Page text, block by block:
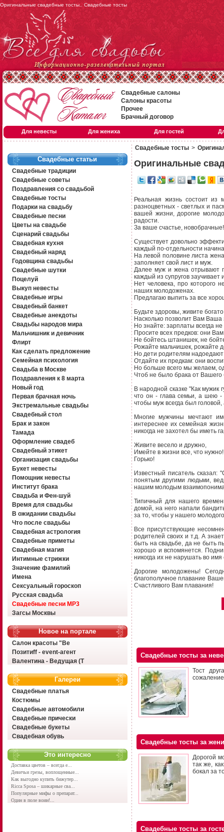
Оригинальные свадебные тосты.. Свадебные тосты
Свадебные салоны
Салоны красоты
Прочее
Брачный договор
Для невесты Для жениха Для гостей
Свадебные статьи
Свадебные традиции
Свадебные советы
Поздравления со свадьбой
Свадебные тосты
Подарки на свадьбу
Свадебные песни
Цветы на свадьбе
Сценарий свадьбы
Свадебная кухня
Свадебный наряд
Годовщина свадьбы
Свадебные шутки
Поцелуй
Выкуп невесты
Свадебные игры
Свадебный банкет
Свадебные анекдоты
Свадьбы народов мира
Мальчишник и девичник
Флирт
Как сделать предложение
Семейная психология
Свадьба в Москве
Поздравления к 8 марта
Новый год
Первая брачная ночь
Экстремальные свадьбы
Свадебный стол
Брак и закон
Тамада
Оформление свадеб
Свадебный этикет
Организация свадьбы
Букет невесты
Помощник невесты
Институт брака
Свадьба и Фен-шуй
Время для свадьбы
В ожидании свадьбы
Что после свадьбы
Свадебная астрология
Свадебные приметы
Свадебная магия
Интимные стрижки
Значение фамилий
Имена
Сексуальный гороскоп
Русская свадьба
Свадебные песни MP3
Загсы Москвы
Новое на портале
Салон красоты "Ве
Позитиff - event-агент
Валентина - Ведущая (Т
Галереи
Свадебные платья
Костюмы
Свадебные автомобили
Свадебные прически
Свадебные букеты
Свадебная обувь
Это интересно
Доставка цветов – всегда е...
Девичьи грезы, воплощенные...
Как выгодно купить бижутер...
Ricca Sposa – шикарные сва...
Популярные мифы о препарат...
Один в поле воин!...
Свадебные тосты >
Оригинальные
Реальная жизнь состоит из
разноцветных - светлых и
вашей жизни, дорогие
радости.
За ваше счастье, новобрачные!
Существует довольно
каждый по-отдельности
На левой половине листа
заполняет свой лист и муж.
Далее муж и жена отрывают
каждый из супругов
Нет человека, про которого
наших молодоженах.
Предлагаю выпить за все
Будьте здоровы, живите
Насколько позволит Вам Ваша
Но знайте: зарплаты всегда не
Просите всех предков: они
Не бойтесь штанишек, не
Рожайте мальчишек, рожайте
Но дети родителям
Отдайте их предкам: они
Но больше всего мы желаем,
Чтоб не было брака от Вашего
В народной сказке "Как мужик
что он - глава семьи, а шею -
чтобы муж всегда был
Многие мужчины мечтают
интереснее их семейная
никогда не захотел бы иметь
Живите весело и дружно,
Имейте в жизни все, что нужно!
Горько!
Известный писатель сказал:
понятым другими людьми,
нашим молодым
Типичный для нашего
домой, на него напали
за то, чтобы у нашего
Все присутствующие
родителей своих и т.д. А
быть на свадьбе, да не быть
хорошо и вспомянется.
никогда их не нарушать во
Дорогие молодожены!
благополучное плавание
Счастливого Вам плавания!
Свадебные тосты за
Тост
Свадебные тосты за
Дорогой
так же,
бокал за
Свадебные тосты за